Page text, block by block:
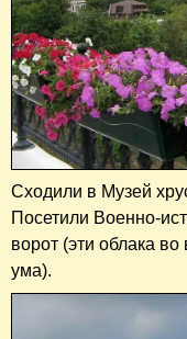
Сходили в Музей
Посетили Военно-
ворот (эти облака
ума).